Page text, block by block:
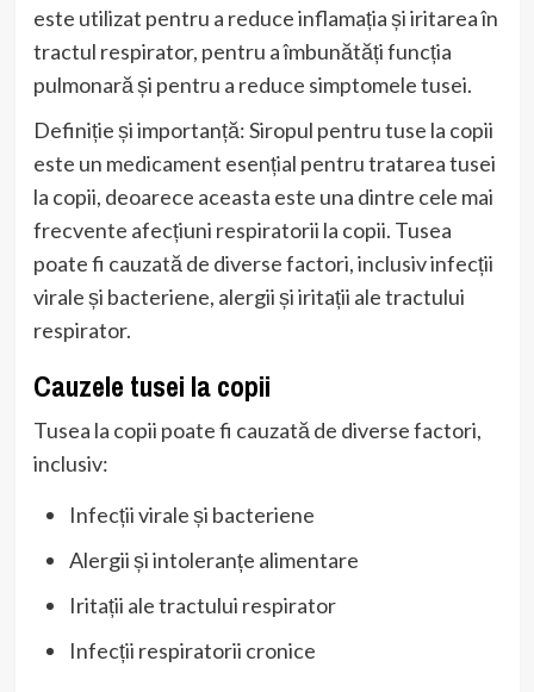
este utilizat pentru a reduce inflamația și iritarea în
tractul respirator, pentru a îmbunătăți funcția
pulmonară și pentru a reduce simptomele tusei.
Definiție și importanță: Siropul pentru tuse la copii
este un medicament esențial pentru tratarea tusei
la copii, deoarece aceasta este una dintre cele mai
frecvente afecțiuni respiratorii la copii. Tusea
poate fi cauzată de diverse factori, inclusiv infecții
virale și bacteriene, alergii și iritații ale tractului
respirator.
Cauzele tusei la copii
Tusea la copii poate fi cauzată de diverse factori,
inclusiv:
Infecții virale și bacteriene
Alergii și intoleranțe alimentare
Iritații ale tractului respirator
Infecții respiratorii cronice